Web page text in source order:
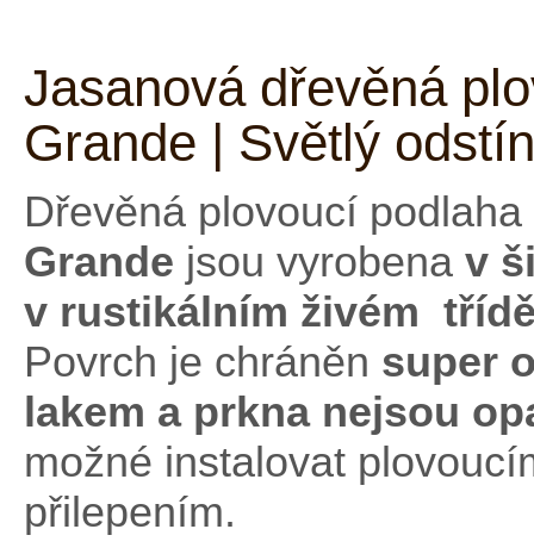
Jasanová dřevěná
Grande | Světlý
Dřevěná plovoucí
Grande jsou vyrobena v
v rustikálním živém
Povrch je chráněn super
lakem a prkna nejsou
možné instalovat
přilepením.